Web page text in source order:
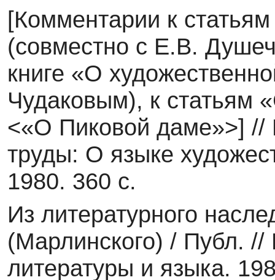
[Комментарии к
(совместно с Е.В.
книге «О
Чудаковым), к статьям
<«О Пиковой даме»>] //
труды: О языке
1980. 360 с.
Из литературного
(Марлинского) / Публ.
литературы и языка.